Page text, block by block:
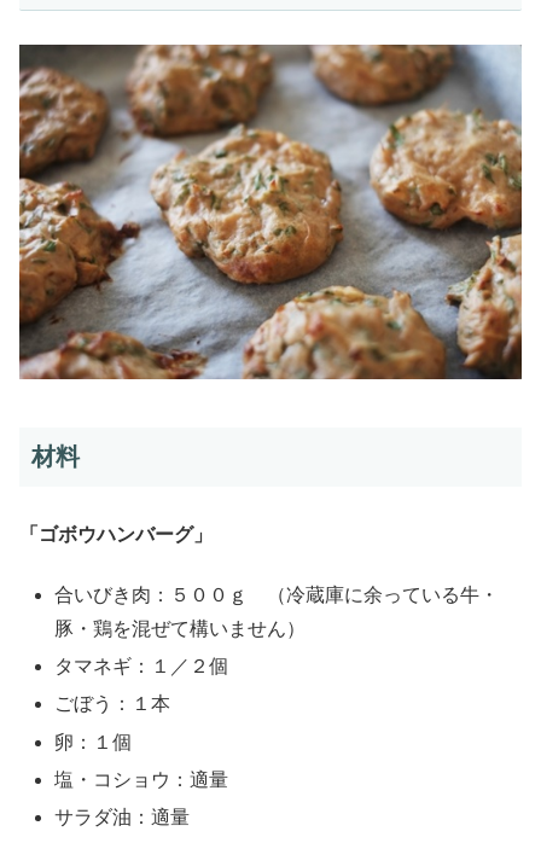
材料
「ゴボウハンバーグ」
合いびき肉：５００ｇ （冷蔵庫に余っている牛・
豚・鶏を混ぜて構いません）
タマネギ：１／２個
ごぼう：１本
卵：１個
塩・コショウ：適量
サラダ油：適量